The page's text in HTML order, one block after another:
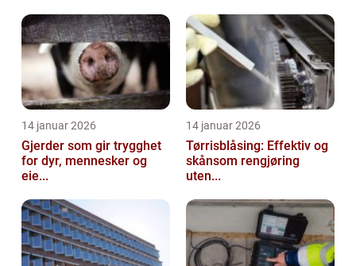
14 januar 2026
Gjerder som gir trygghet
for dyr, mennesker og
eie...
14 januar 2026
Tørrisblåsing: Effektiv og
skånsom rengjøring
uten...